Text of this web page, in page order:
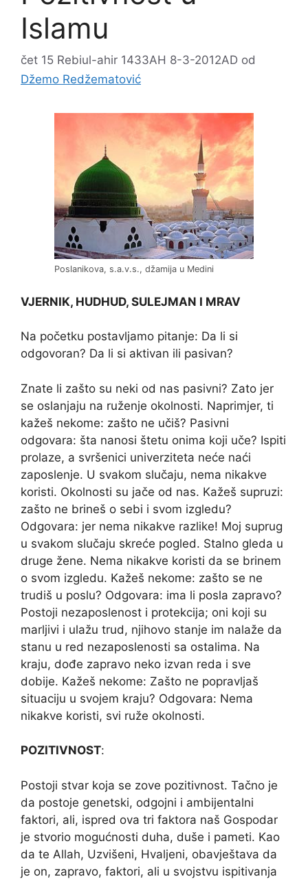
Islamu
čet 15 Rebiul-ahir 1433AH 8-3-2012AD od
Džemo Redžematović
Poslanikova, s.a.v.s., džamija u Medini
VJERNIK, HUDHUD, SULEJMAN I MRAV
Na početku postavljamo pitanje: Da li si
odgovoran? Da li si aktivan ili pasivan?
Znate li zašto su neki od nas pasivni? Zato jer
se oslanjaju na ruženje okolnosti. Naprimjer, ti
kažeš nekome: zašto ne učiš? Pasivni
odgovara: šta nanosi štetu onima koji uče? Ispiti
prolaze, a svršenici univerziteta neće naći
zaposlenje. U svakom slučaju, nema nikakve
koristi. Okolnosti su jače od nas. Kažeš supruzi:
zašto ne brineš o sebi i svom izgledu?
Odgovara: jer nema nikakve razlike! Moj suprug
u svakom slučaju skreće pogled. Stalno gleda u
druge žene. Nema nikakve koristi da se brinem
o svom izgledu. Kažeš nekome: zašto se ne
trudiš u poslu? Odgovara: ima li posla zapravo?
Postoji nezaposlenost i protekcija; oni koji su
marljivi i ulažu trud, njihovo stanje im nalaže da
stanu u red nezaposlenosti sa ostalima. Na
kraju, dođe zapravo neko izvan reda i sve
dobije. Kažeš nekome: Zašto ne popravljaš
situaciju u svojem kraju? Odgovara: Nema
nikakve koristi, svi ruže okolnosti.
POZITIVNOST:
Postoji stvar koja se zove pozitivnost. Tačno je
da postoje genetski, odgojni i ambijentalni
faktori, ali, ispred ova tri faktora naš Gospodar
je stvorio mogućnosti duha, duše i pameti. Kao
da te Allah, Uzvišeni, Hvaljeni, obavještava da
je on, zapravo, faktori, ali u svojstvu ispitivanja